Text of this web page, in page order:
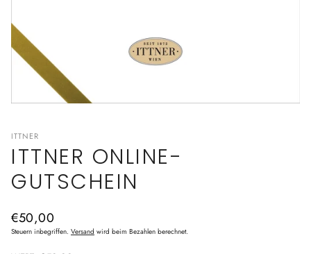
ITTNER
ITTNER ONLINE-
GUTSCHEIN
Normaler
Preis
€50,00
Steuern inbegriffen. Versand wird beim Bezahlen berechnet.